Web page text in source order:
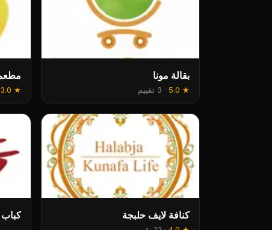
بقالة مونا
★
5.0
· 3 تقييم ★
3.0
كنافة لايف حلبجة كباب